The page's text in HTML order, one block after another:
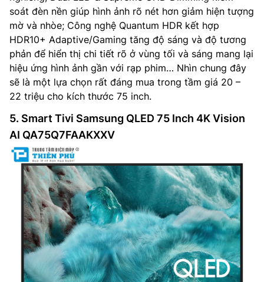
soát đèn nền giúp hình ảnh rõ nét hơn giảm hiện tượng
mờ và nhòe; Công nghệ Quantum HDR kết hợp
HDR10+ Adaptive/Gaming tăng độ sáng và độ tương
phản để hiển thị chi tiết rõ ở vùng tối và sáng mang lại
hiệu ứng hình ảnh gần với rạp phim… Nhìn chung đây
sẽ là một lựa chọn rất đáng mua trong tầm giá 20 –
22 triệu cho kích thước 75 inch.
5. Smart Tivi Samsung QLED 75 Inch 4K Vision
AI QA75Q7FAAKXXV